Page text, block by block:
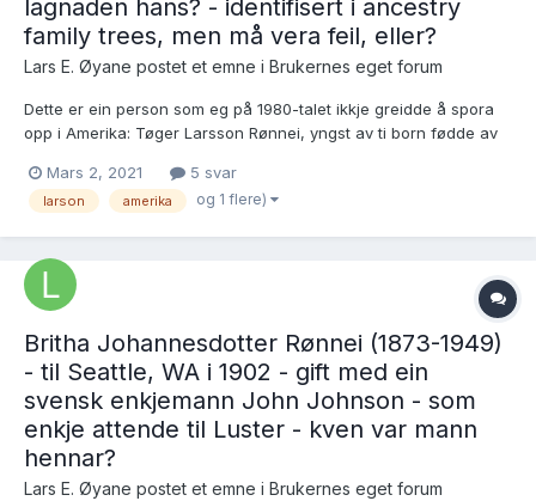
lagnaden hans? - identifisert i ancestry
family trees, men må vera feil, eller?
Lars E. Øyane postet et emne i Brukernes eget forum
Dette er ein person som eg på 1980-talet ikkje greidde å spora
opp i Amerika: Tøger Larsson Rønnei, yngst av ti born fødde av
1852 husmannsfolk i Lunden under Rønnei i Luster, var fødd i
Jostedalen 21.7.1847 og utvandra til...
Mars 2, 2021 5 svar
larson amerika og 1 flere)
Britha Johannesdotter Rønnei (1873-1949)
- til Seattle, WA i 1902 - gift med ein
svensk enkjemann John Johnson - som
enkje attende til Luster - kven var mann
hennar?
Lars E. Øyane postet et emne i Brukernes eget forum